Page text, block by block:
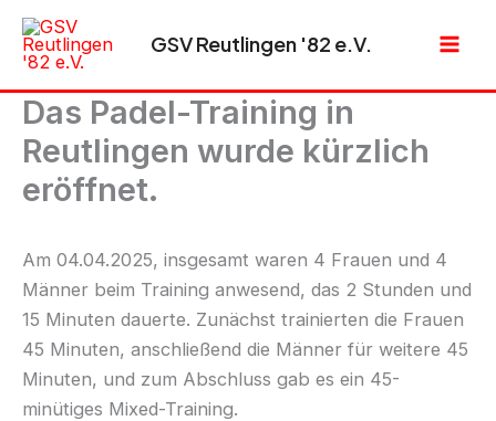
Zum
Inhalt
springen
GSV Reutlingen '82 e.V.
Das Padel-Training in
Reutlingen wurde kürzlich
eröffnet.
Am 04.04.2025, insgesamt waren 4 Frauen und 4
Männer beim Training anwesend, das 2 Stunden und
15 Minuten dauerte. Zunächst trainierten die Frauen
45 Minuten, anschließend die Männer für weitere 45
Minuten, und zum Abschluss gab es ein 45-
minütiges Mixed-Training.